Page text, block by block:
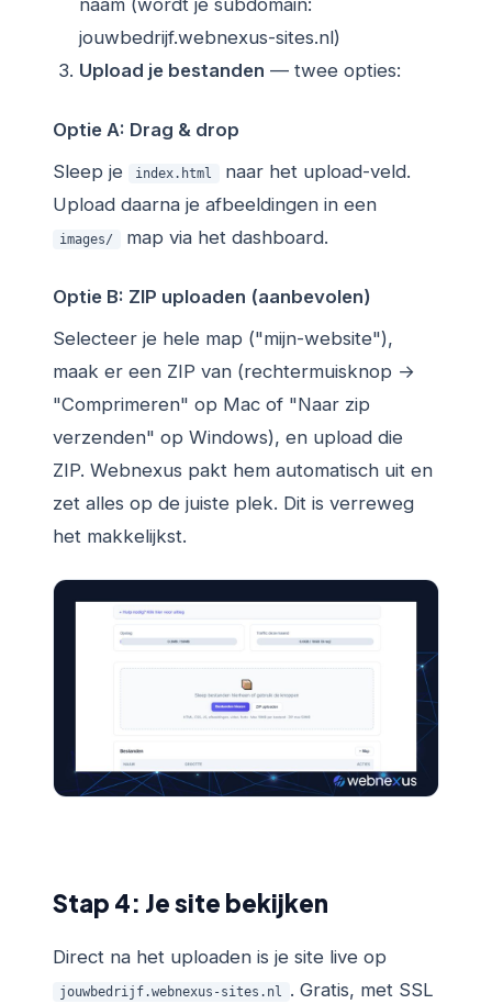
naam (wordt je subdomain:
jouwbedrijf.webnexus-sites.nl)
Upload je bestanden — twee opties:
Optie A: Drag & drop
Sleep je
index.html
naar het upload-veld.
Upload daarna je afbeeldingen in een
images/ map via het dashboard.
Optie B: ZIP uploaden (aanbevolen)
Selecteer je hele map ("mijn-website"),
maak er een ZIP van (rechtermuisknop →
"Comprimeren" op Mac of "Naar zip
verzenden" op Windows), en upload die
ZIP. Webnexus pakt hem automatisch uit en
zet alles op de juiste plek. Dit is verreweg
het makkelijkst.
Stap 4: Je site bekijken
Direct na het uploaden is je site live op
jouwbedrijf.webnexus-sites.nl
. Gratis, met SSL